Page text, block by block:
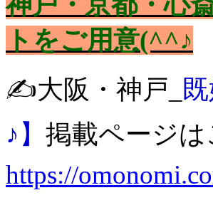
トをご用意(^^♪
✍️大阪・神戸_
♪】 掲載ページ
https://